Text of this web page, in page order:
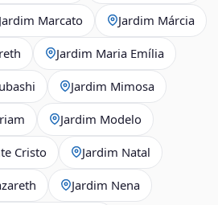
Jardim Marcato Jardim Márcia
Jardim Maria Emília
Jardim Mimosa
Jardim Modelo
Cristo Jardim Natal
Jardim Nena